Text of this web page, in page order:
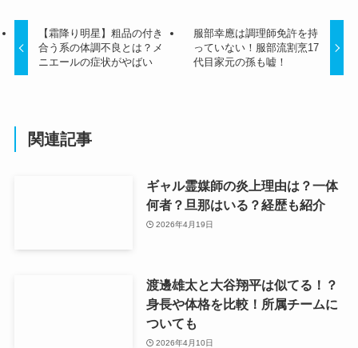
【霜降り明星】粗品の付き
合う系の体調不良とは？メ
ニエールの症状がやばい
服部幸應は調理師免許を持
っていない！服部流割烹17
代目家元の孫も嘘！
関連記事
ギャル霊媒師の炎上理由は？一体
何者？旦那はいる？経歴も紹介
2026年4月19日
渡邊雄太と大谷翔平は似てる！？
身長や体格を比較！所属チームに
ついても
2026年4月10日